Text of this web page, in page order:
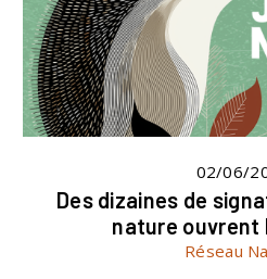
02/06/
Des dizaines de
nature ouvrent
Réseau